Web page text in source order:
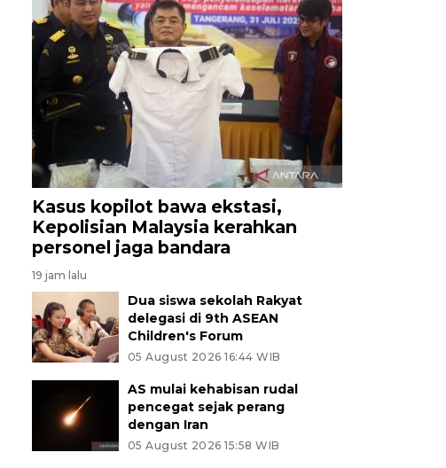
Kasus kopilot bawa ekstasi,
Kepolisian Malaysia kerahkan
personel jaga bandara
19 jam lalu
Dua siswa sekolah Rakyat
delegasi di 9th ASEAN
Children's Forum
05 August 2026 16:44 WIB
AS mulai kehabisan rudal
pencegat sejak perang
dengan Iran
05 August 2026 15:58 WIB